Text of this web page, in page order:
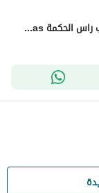
كابينة اول صف علي البحر بالفرش والتكيفات في فلب راس الحكمة Gaia - Kynd Cabanas